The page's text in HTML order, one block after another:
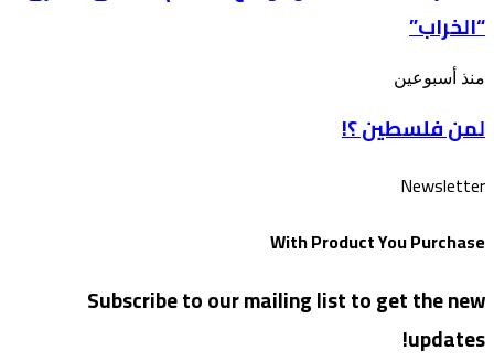
الأقصى
اقتحام
للأقصى
بذكرى
“الخراب”
“الخراب”
لمن
؟!
منذ أسبوعين
لمن فلسطين ؟!
Newsletter
With Product You Purchase
Subscribe to our mailing list to get the new
updates!